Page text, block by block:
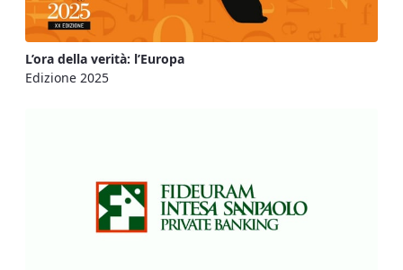
L’ora della verità: l’Europa
Edizione 2025